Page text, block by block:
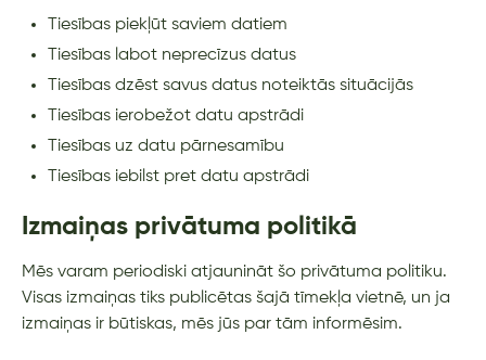
Tiesības piekļūt saviem datiem
Tiesības labot neprecīzus datus
Tiesības dzēst savus datus noteiktās situācijās
Tiesības ierobežot datu apstrādi
Tiesības uz datu pārnesamību
Tiesības iebilst pret datu apstrādi
Izmaiņas privātuma politikā
Mēs varam periodiski atjaunināt šo privātuma politiku.
Visas izmaiņas tiks publicētas šajā tīmekļa vietnē, un ja
izmaiņas ir būtiskas, mēs jūs par tām informēsim.